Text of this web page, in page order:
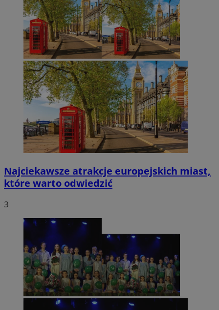
Najciekawsze atrakcje europejskich miast,
które warto odwiedzić
3